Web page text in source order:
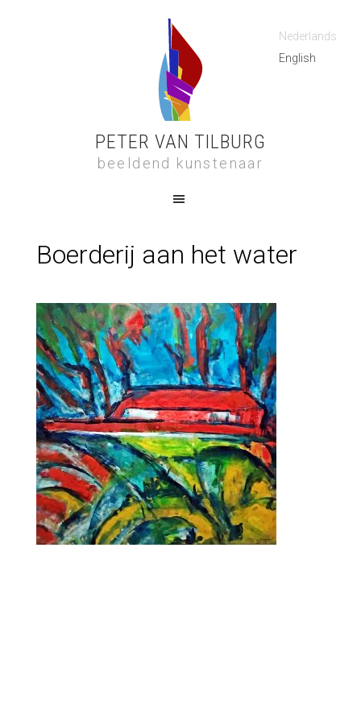
Nederlands
English
PETER VAN TILBURG
beeldend kunstenaar
Boerderij aan het water